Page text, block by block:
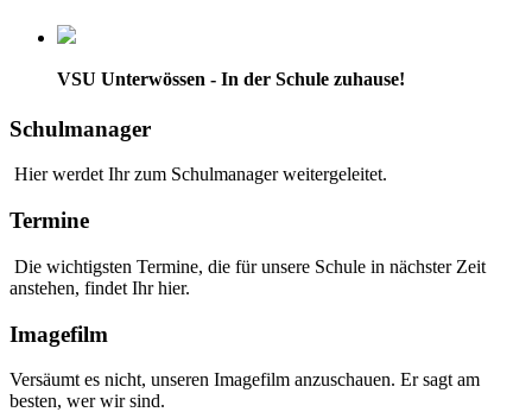
VSU Unterwössen - In der Schule zuhause!
Schulmanager
Hier werdet Ihr zum Schulmanager weitergeleitet.
Termine
Die wichtigsten Termine, die für unsere Schule in nächster Zeit
anstehen, findet Ihr hier.
Imagefilm
Versäumt es nicht, unseren Imagefilm anzuschauen. Er sagt am
besten, wer wir sind.